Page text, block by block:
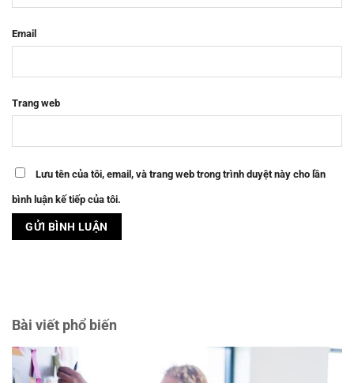
Email
Trang web
Lưu tên của tôi, email, và trang web trong trình duyệt này cho lần
bình luận kế tiếp của tôi.
Bài viết phổ biến